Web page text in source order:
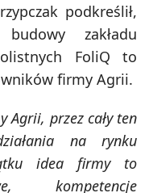
podkreślił,
zakładu
FoliQ to
firmy Agrii.
Agrii, przez cały ten
na rynku
idea firmy to
kompetencje